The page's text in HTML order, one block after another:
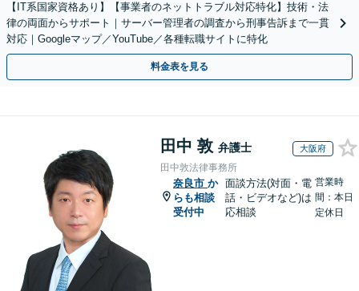
【IT系国家資格あり】【事業者のネットトラブル対応特化】技術・法
律の両面からサポート｜サーバー管理者の調査から刑事告訴まで一貫
対応｜Googleマップ／YouTube／各種転職サイトに特化
料金表を見る
田中 敦 弁護士 大阪府
田中敦法律事務所
奈良市 か
らも相談
受付中
面談方法(対面・電
話・ビデオなど)は
応相談
営業時
間：本日
定休日